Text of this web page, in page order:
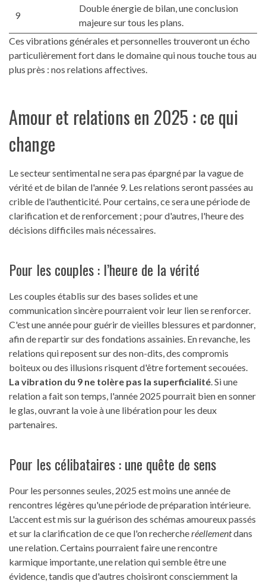
9
Double énergie de bilan, une conclusion
majeure sur tous les plans.
Ces vibrations générales et personnelles trouveront un écho
particulièrement fort dans le domaine qui nous touche tous au
plus près : nos relations affectives.
Amour et relations en 2025 : ce qui
change
Le secteur sentimental ne sera pas épargné par la vague de
vérité et de bilan de l'année 9. Les relations seront passées au
crible de l'authenticité. Pour certains, ce sera une période de
clarification et de renforcement ; pour d'autres, l'heure des
décisions difficiles mais nécessaires.
Pour les couples : l’heure de la vérité
Les couples établis sur des bases solides et une
communication sincère pourraient voir leur lien se renforcer.
C'est une année pour guérir de vieilles blessures et pardonner,
afin de repartir sur des fondations assainies. En revanche, les
relations qui reposent sur des non-dits, des compromis
boiteux ou des illusions risquent d'être fortement secouées.
La vibration du 9 ne tolère pas la superficialité. Si une
relation a fait son temps, l'année 2025 pourrait bien en sonner
le glas, ouvrant la voie à une libération pour les deux
partenaires.
Pour les célibataires : une quête de sens
Pour les personnes seules, 2025 est moins une année de
rencontres légères qu'une période de préparation intérieure.
L'accent est mis sur la guérison des schémas amoureux passés
et sur la clarification de ce que l'on rechercheréellementdans
une relation. Certains pourraient faire une rencontre
karmique importante, une relation qui semble être une
évidence, tandis que d'autres choisiront consciemment la